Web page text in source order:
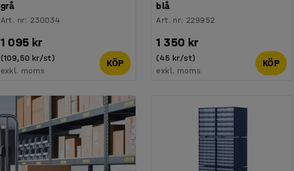
grå
Art. nr: 230034
1 095 kr
(109,50 kr/st)
exkl. moms
KÖP
blå
Art. nr: 229952
1 350 kr
(45 kr/st)
exkl. moms
KÖP